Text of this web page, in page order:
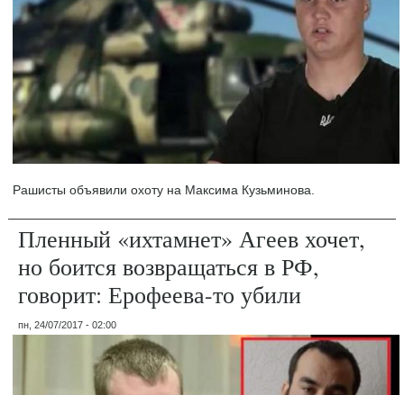
Рашисты объявили охоту на Максима Кузьминова.
Пленный «ихтамнет» Агеев хочет,
но боится возвращаться в РФ,
говорит: Ерофеева-то убили
пн, 24/07/2017 - 02:00